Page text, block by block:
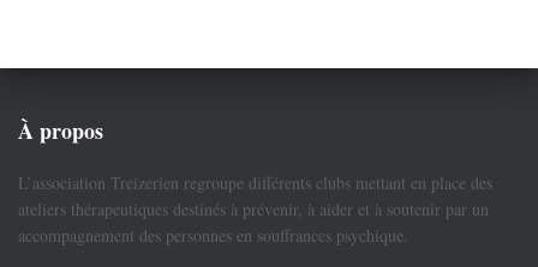
À propos
L’association Treizerien regroupe différents clubs mettant en place des
ateliers thérapeutiques destinés à prévenir, à aider et à soutenir par un
accompagnement des personnes en souffrances psychique.